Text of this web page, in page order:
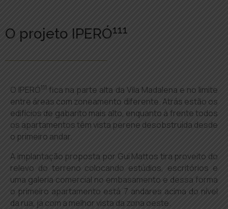
O projeto IPERÓ111
O IPERÓ111 fica na parte alta da Vila Madalena e no limite
entre áreas com zoneamento diferente. Atrás estão os
edifícios de gabarito mais alto, enquanto à frente todos
os apartamentos têm vista perene desobstruída desde
o primeiro andar.
A implantação proposta por Gui Mattos tira proveito do
relevo do terreno colocando estúdios, escritórios e
uma galeria comercial no embasamento e dessa forma
o primeiro apartamento está 7 andares acima do nível
da rua, já com a melhor vista da zona oeste.